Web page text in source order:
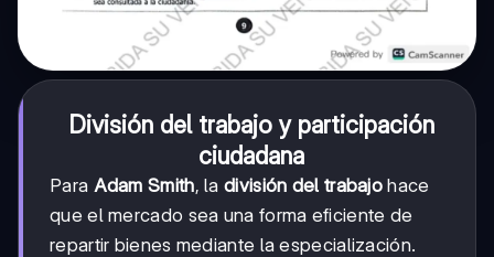
División del trabajo y participación
ciudadana
Para Adam Smith, la división del trabajo hace
que el mercado sea una forma eficiente de
repartir bienes mediante la especialización.